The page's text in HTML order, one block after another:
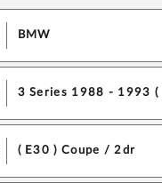
BMW
3 Series 1988 - 1993 (
( E30 ) Coupe / 2dr